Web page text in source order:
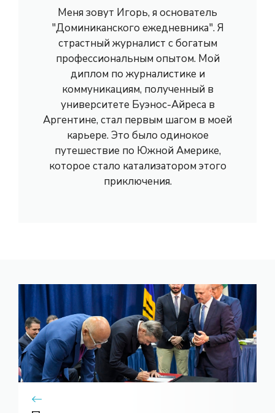
Меня зовут Игорь, я основатель
"Доминиканского ежедневника". Я
страстный журналист с богатым
профессиональным опытом. Мой
диплом по журналистике и
коммуникациям, полученный в
университете Буэнос-Айреса в
Аргентине, стал первым шагом в моей
карьере. Это было одинокое
путешествие по Южной Америке,
которое стало катализатором этого
приключения.